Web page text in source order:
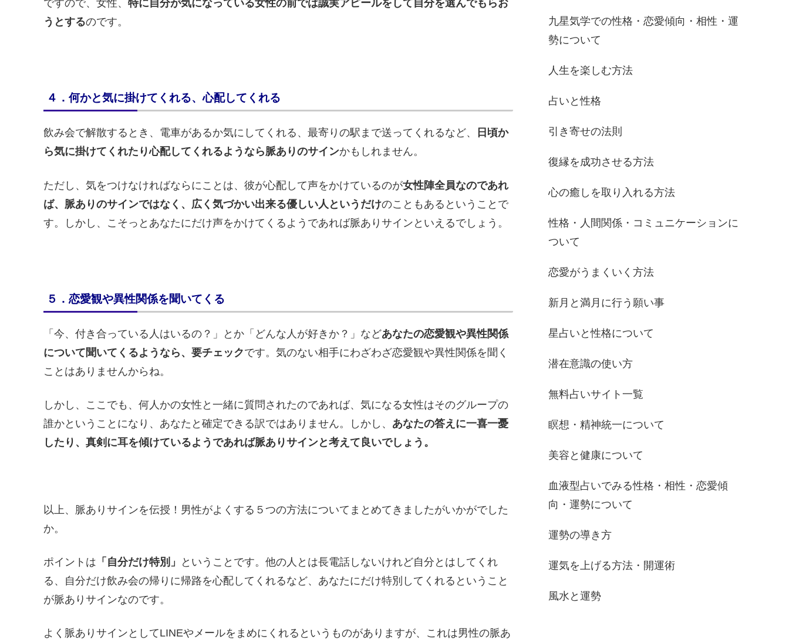
ですので、女性、 特に自分が気になっている女性の前では誠実アピールをして自分を選んでもらお
うとするのです。
４．何かと気に掛けてくれる、心配してくれる
飲み会で解散するとき、電車があるか気にしてくれる、最寄りの駅まで送ってくれるなど、
日頃か
ら気に掛けてくれたり心配してくれるようなら脈ありのサインかもしれません。
ただし、気をつけなければならにことは、彼が心配して声をかけているのが女性陣全員なのであれ
ば、脈ありのサインではなく、広く気づかい出来る優しい人というだけのこともあるということで
す。しかし、こそっとあなたにだけ声をかけてくるようであれば脈ありサインといえるでしょう。
５．恋愛観や異性関係を聞いてくる
「今、付き合っている人はいるの？」とか「どんな人が好きか？」などあなたの恋愛観や異性関係
について聞いてくるようなら、要チェックです。気のない相手にわざわざ恋愛観や異性関係を聞く
ことはありませんからね。
しかし、ここでも、何人かの女性と一緒に質問されたのであれば、気になる女性はそのグループの
誰かということになり、あなたと確定できる訳ではありません。しかし、 あなたの答えに一喜一憂
したり、真剣に耳を傾けているようであれば脈ありサインと考えて良いでしょう。
以上、脈ありサインを伝授！男性がよくする５つの方法についてまとめてきましたがいかがでした
か。
ポイントは 「自分だけ特別」
ということです。他の人とは長電話しないけれど自分とはしてくれ
る、自分だけ飲み会の帰りに帰路を心配してくれるなど、あなたにだけ特別してくれるということ
が脈ありサインなのです。
よく脈ありサインとしてLINEやメールをまめにくれるというものがありますが、これは男性の脈あ
九星気学での性格・恋愛傾向・相性・運
勢について
人生を楽しむ方法
占いと性格
引き寄せの法則
復縁を成功させる方法
心の癒しを取り入れる方法
性格・人間関係・コミュニケーションに
ついて
恋愛がうまくいく方法
新月と満月に行う願い事
星占いと性格について
潜在意識の使い方
無料占いサイト一覧
瞑想・精神統一について
美容と健康について
血液型占いでみる性格・相性・恋愛傾
向・運勢について
運勢の導き方
運気を上げる方法・開運術
風水と運勢